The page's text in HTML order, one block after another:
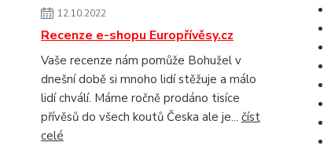
12.10.2022
Recenze e-shopu Europřívěsy.cz
Vaše recenze nám pomůže Bohužel v
dnešní době si mnoho lidí stěžuje a málo
lidí chválí. Máme ročně prodáno tisíce
přívěsů do všech koutů Česka ale je... číst
celé